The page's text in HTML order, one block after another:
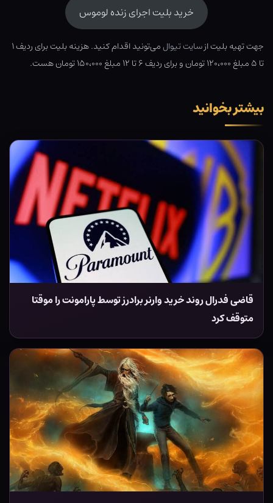
خرید بلیت اجرای زنده لوموس
جهت تهیه بلیت ازسایت تیوال
می‌تونید اقدام کنید. هزینه بلیت برای ردیف ۱
تا ۵ مبلغ ۱۲۰،۰۰۰ تومان و برای ردیف ۶ تا ۱۲ مبلغ ۱۵۰،۰۰۰ تومان هست.
بیشتر بخوانید
قاضی فدرال روند خرید وارنر برادرز توسط پارامونت را موقتا
متوقف کرد